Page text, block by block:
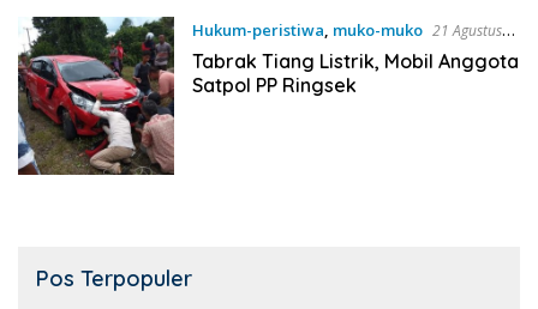
Hukum-peristiwa, muko-muko 21 Agustus
2018
Tabrak Tiang Listrik, Mobil Anggota
Satpol PP Ringsek
Pos Terpopuler